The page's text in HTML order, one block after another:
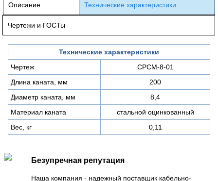
Описание Технические характеристики
Чертежи и ГОСТы
Технические характеристики
Чертеж
СРСМ-8-01
Длина каната, мм
200
Диаметр каната, мм
8,4
Материал каната
стальной оцинкованный
Вес, кг
0,11
Безупречная репутация
Наша компания - надежный поставщик кабельно-